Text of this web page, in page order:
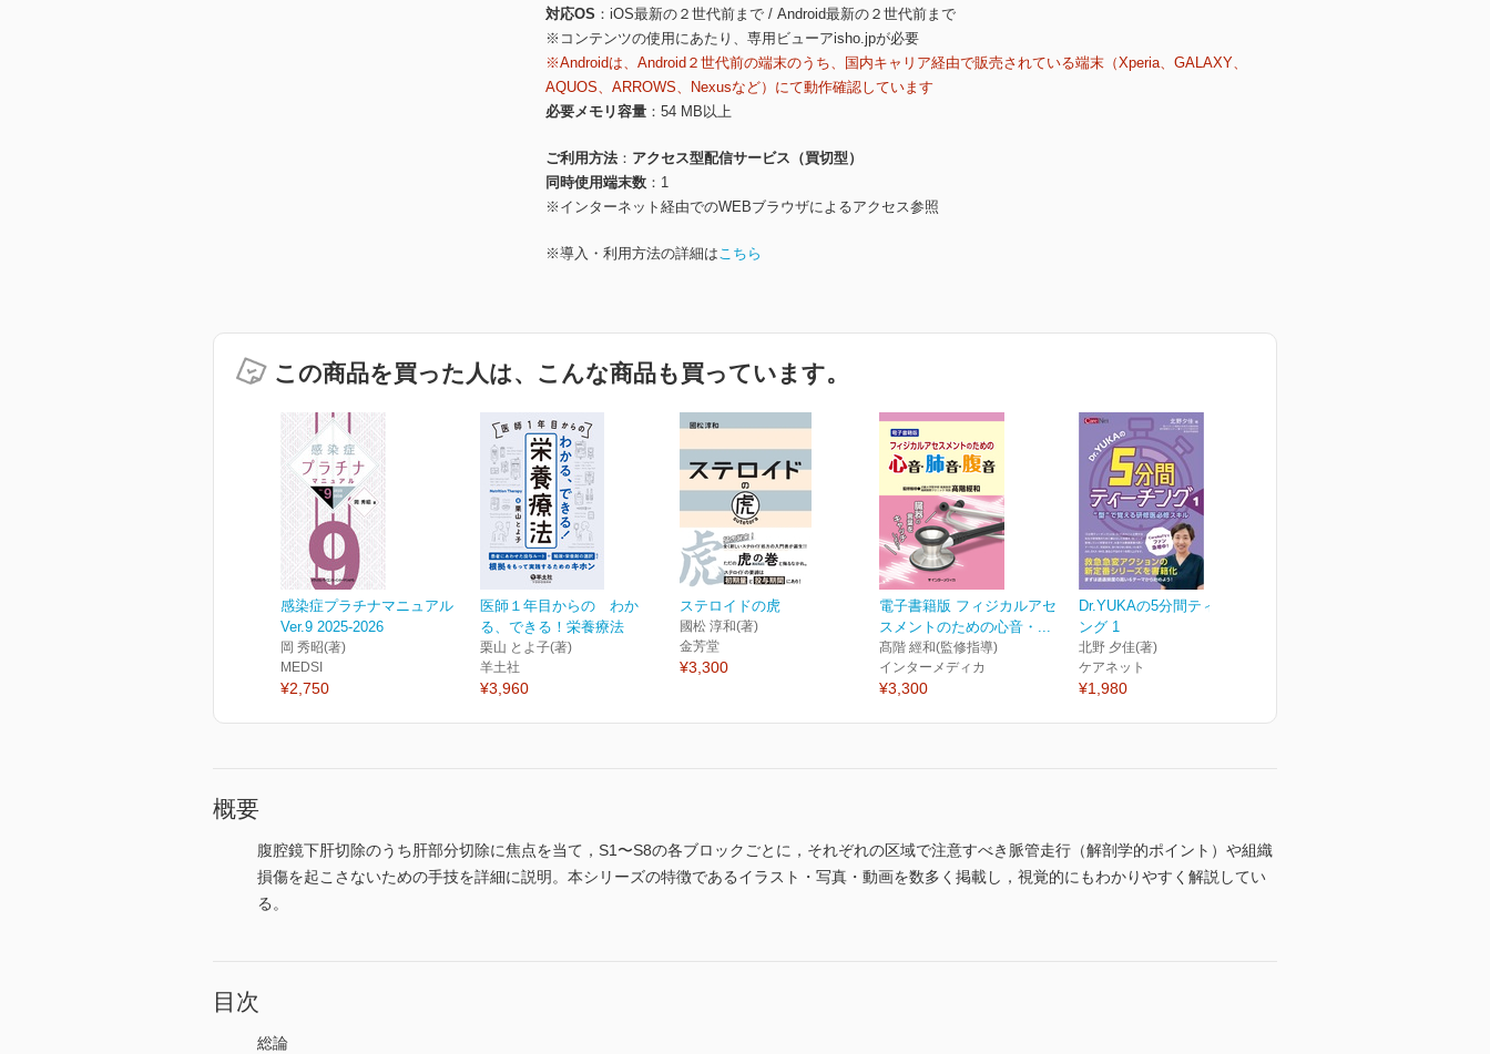
対応OS
iOS最新の２世代前まで / Android最新の２世代前まで
※コンテンツの使用にあたり、専用ビューアisho.jpが必要
※Androidは、Android２世代前の端末のうち、国内キャリア経由で販売されている端末（Xperia、GALAXY、
AQUOS、ARROWS、Nexusなど）にて動作確認しています
必要メモリ容量
54 MB以上
ご利用方法
アクセス型配信サービス（買切型）
同時使用端末数
1
※インターネット経由でのWEBブラウザによるアクセス参照
※導入・利用方法の詳細はこちら
この商品を買った人は、こんな商品も買っています。
感染症プラチナマニュアル
Ver.9 2025-2026
岡 秀昭(著)
MEDSI
¥2,750
医師１年目からの わか
る、できる！栄養療法
栗山 とよ子(著)
羊土社
¥3,960
ステロイドの虎
國松 淳和(著)
金芳堂
¥3,300
電子書籍版 フィジカルアセ
スメントのための心音・...
髙階 經和(監修指導)
インターメディカ
¥3,300
Dr.YUKAの5分間ティーチ
ング 1
北野 夕佳(著)
ケアネット
¥1,980
概要
腹腔鏡下肝切除のうち肝部分切除に焦点を当て，S1〜S8の各ブロックごとに，それぞれの区域で注意すべき脈管走行（解剖学的ポイント）や組織
損傷を起こさないための手技を詳細に説明。本シリーズの特徴であるイラスト・写真・動画を数多く掲載し，視覚的にもわかりやすく解説してい
る。
目次
総論